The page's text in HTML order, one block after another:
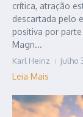
crítica, atração
descartada pelo
positiva por
Magn...
Karl Heinz julho
Leia Mais